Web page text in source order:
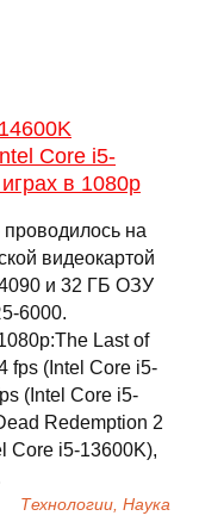
Core i5-
в 1080p
на
видеокартой
и 32 ГБ ОЗУ
6000.
Last of
fps (Intel Core i5-
(Intel Core i5-
Redemption 2
Core i5-13600K),
Технологии, Наука